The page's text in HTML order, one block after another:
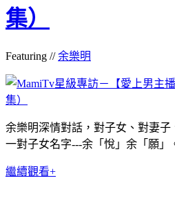
集）
Featuring //余樂明
余樂明深情對話，對子女、對妻子
一對子女名字---余「悅」余「願」
繼續觀看+